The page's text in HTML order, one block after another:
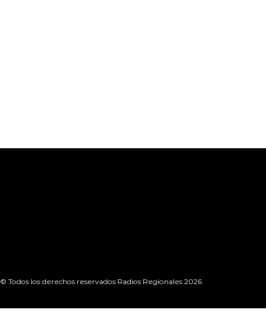
© Todos los derechos reservados Radios Regionales 2026